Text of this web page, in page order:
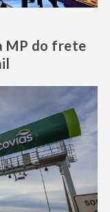
MP do frete